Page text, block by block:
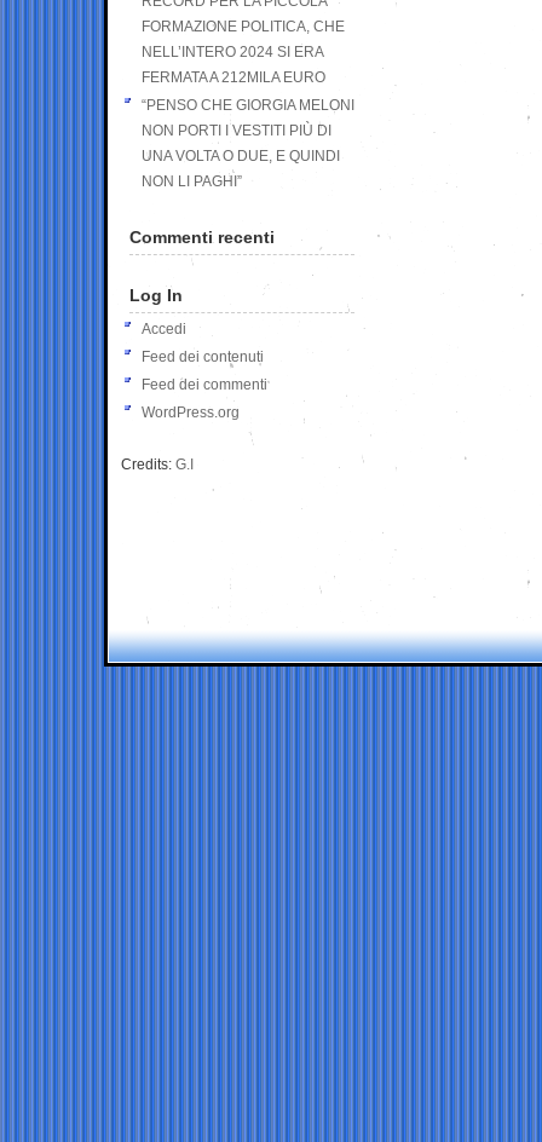
FORMAZIONE POLITICA, CHE
NELL’INTERO 2024 SI ERA
FERMATA A 212MILA EURO
“PENSO CHE GIORGIA MELONI
NON PORTI I VESTITI PIÙ DI
UNA VOLTA O DUE, E QUINDI
NON LI PAGHI”
Commenti recenti
Log In
Accedi
Feed dei contenuti
Feed dei commenti
WordPress.org
Credits: G.I